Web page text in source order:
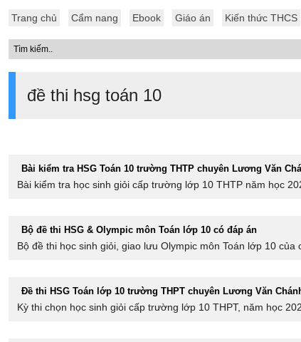
Trang chủ Cẩm nang Ebook Giáo án Kiến thức THCS
đề thi hsg toán 10
Bài kiểm tra HSG Toán 10 trường THTP chuyên Lương Văn
Bài kiểm tra học sinh giỏi cấp trường lớp 10 THTP năm học
Bộ đề thi HSG & Olympic môn Toán lớp 10 có đáp án
Bộ đề thi học sinh giỏi, giao lưu Olympic môn Toán lớp 10
Đề thi HSG Toán lớp 10 trường THPT chuyên Lương Văn
Kỳ thi chọn học sinh giỏi cấp trường lớp 10 THPT, năm học